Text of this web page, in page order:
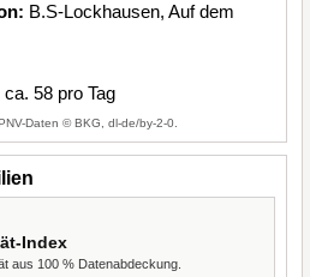
B.S-Lockhausen, Auf dem
ca. 58 pro Tag
Daten © BKG, dl-de/by-2-0.
Index
aus 100 % Datenabdeckung.